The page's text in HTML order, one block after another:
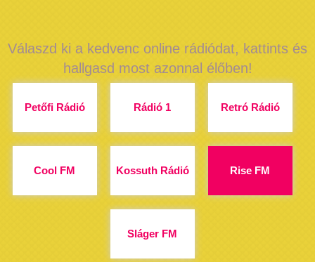
Válaszd ki a kedvenc online rádiódat, kattints és
hallgasd most azonnal élőben!
Petőfi Rádió Rádió 1 Retró Rádió
Cool FM Kossuth Rádió Rise FM
Sláger FM